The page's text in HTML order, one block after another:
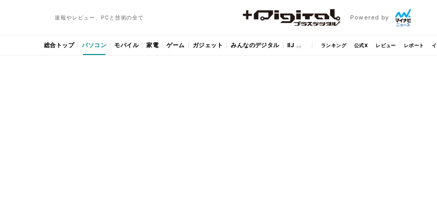
速報やレビュー、PCと技術の全て Powered by
総合トップ パソコン モバイル 家電 ゲーム ガジェット みんなのデジタル IIJ ランキング 公式X レビュー レポート